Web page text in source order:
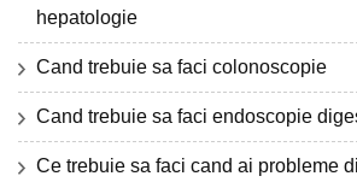
hepatologie
Cand trebuie sa faci colonoscopie
Cand trebuie sa faci endoscopie
Ce trebuie sa faci cand ai probleme